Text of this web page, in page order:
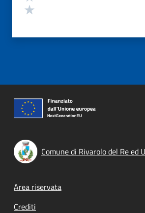
Comune di Rivarolo del Re ed
Footer menu
Area riservata
Crediti